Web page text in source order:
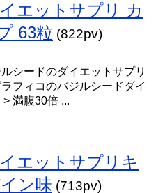
エットサプリ カ
63粒 (822pv)
シードのダイエットサプリ
フィコのバジルシードダイ
満腹30倍 ...
エットサプリキ
ン味 (713pv)